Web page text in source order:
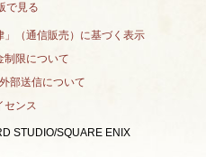
で見る
」（通信販売）に基づく表示
制限について
部送信について
センス
STUDIO/SQUARE ENIX